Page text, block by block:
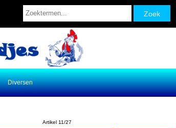
Diversen
Artikel 11/27